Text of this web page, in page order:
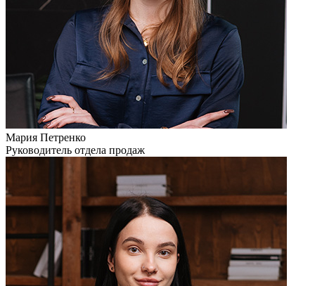
Мария Петренко
Руководитель отдела продаж